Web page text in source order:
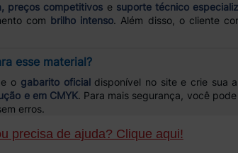
preços competitivos e suporte técnico
com brilho intenso. Além disso, o cliente
esse material?
o gabarito oficialdisponível no site e crie sua
e em CMYK. Para mais segurança, você
erros.
precisa de ajuda? Clique aqui!